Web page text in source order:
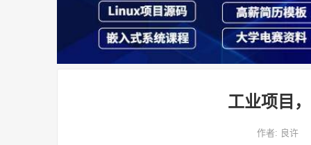
工业项目
作者: 良许